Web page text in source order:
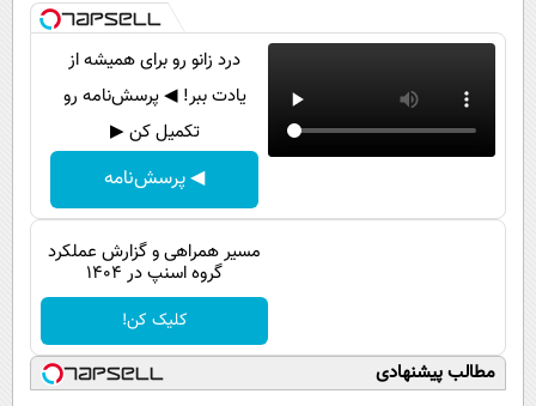
حوادث
درد زانو رو برای همیشه از
یادت ببر! ◀ پرسش‌نامه رو
تکمیل کن ▶
◀ پرسش‌نامه
مسیر همراهی و گزارش عملکرد
گروه اسنپ در ۱۴۰۴
کلیک کن!
مطالب پیشنهادی